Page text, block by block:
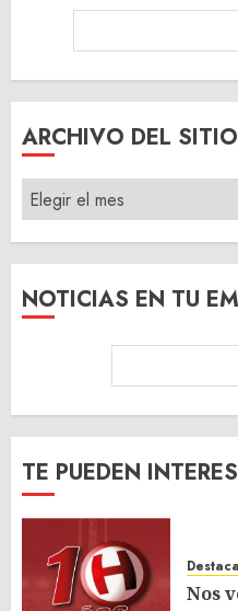
ARCHIVO DEL SITIO
ARCHIVO
DEL
SITIO
NOTICIAS EN TU
TE PUEDEN
Nos